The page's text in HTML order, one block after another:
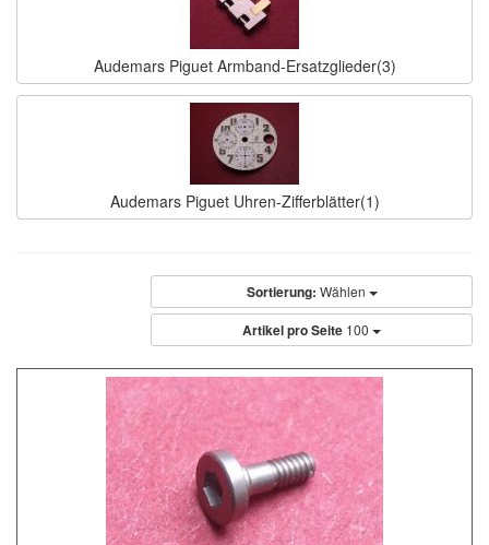
Audemars Piguet Armband-Ersatzglieder(3)
Audemars Piguet Uhren-Zifferblätter(1)
Sortierung: Wählen
Artikel pro Seite 100